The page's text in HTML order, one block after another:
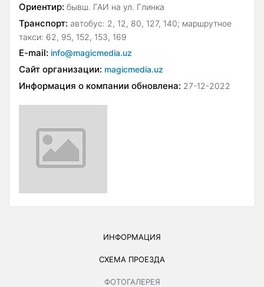
Ориентир: бывш. ГАИ на ул. Глинка
Транспорт: автобус: 2, 12, 80, 127, 140; маршрутное
такси: 62, 95, 152, 153, 169
E-mail: info@magicmedia.uz
Сайт организации: magicmedia.uz
Информация о компании обновлена: 27-12-2022
ИНФОРМАЦИЯ
СХЕМА ПРОЕЗДА
ФОТОГАЛЕРЕЯ